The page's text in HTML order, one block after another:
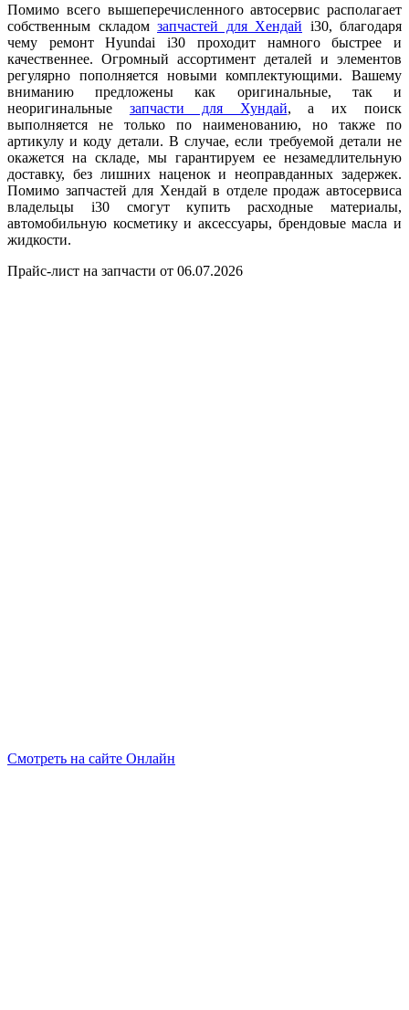
Помимо всего вышеперечисленного автосервис располагает
собственным складом запчастей для Хендай i30, благодаря
чему ремонт Hyundai i30 проходит намного быстрее и
качественнее. Огромный ассортимент деталей и элементов
регулярно пополняется новыми комплектующими. Вашему
вниманию предложены как оригинальные, так и
неоригинальные запчасти для Хундай, а их поиск
выполняется не только по наименованию, но также по
артикулу и коду детали. В случае, если требуемой детали не
окажется на складе, мы гарантируем ее незамедлительную
доставку, без лишних наценок и неоправданных задержек.
Помимо запчастей для Хендай в отделе продаж автосервиса
владельцы i30 смогут купить расходные материалы,
автомобильную косметику и аксессуары, брендовые масла и
жидкости.
Прайс-лист на запчасти от 06.07.2026
Смотреть на сайте Онлайн